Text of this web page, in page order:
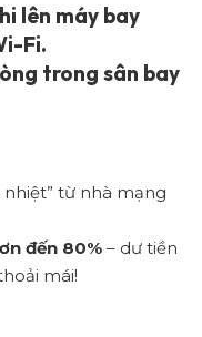
lên máy bay
Fi.
trong sân bay
từ nhà mạng
đến 80% – dư tiền
mái!